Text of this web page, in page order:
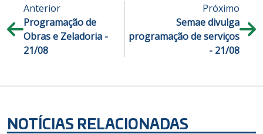
Anterior
Programação de
Obras e Zeladoria -
21/08
Próximo
Semae divulga
programação de serviços
- 21/08
NOTÍCIAS RELACIONADAS